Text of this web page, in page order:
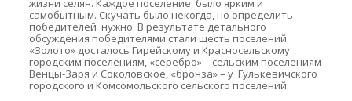
жизни селян. Каждое поселение было ярким и
самобытным. Скучать было некогда, но определить
победителей нужно. В результате детального
обсуждения победителями стали шесть поселений.
«Золото» досталось Гирейскому и Красносельскому
городским поселениям, «серебро» – сельским поселениям
Венцы-Заря и Соколовское, «бронза» – у Гулькевичского
городского и Комсомольского сельского поселений.